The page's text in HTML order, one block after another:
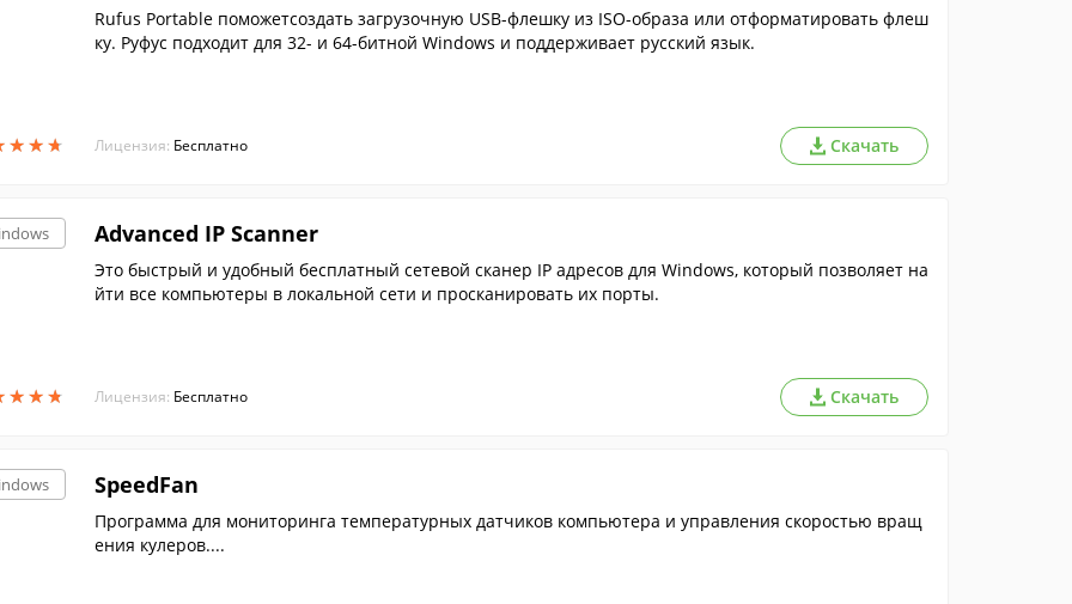
★★★
★★★
Rufus Portable поможетсоздать загрузочную USB-флешку из ISO-образа или отформатировать флеш
ку. Руфус подходит для 32- и 64-битной Windows и поддерживает русский язык.
Лицензия: Бесплатно Скачать
★★★
★★★
Advanced IP Scanner
Это быстрый и удобный бесплатный сетевой сканер IP адресов для Windows, который позволяет на
йти все компьютеры в локальной сети и просканировать их порты.
Лицензия: Бесплатно Скачать
SpeedFan
Программа для мониторинга температурных датчиков компьютера и управления скоростью вращ
ения кулеров....